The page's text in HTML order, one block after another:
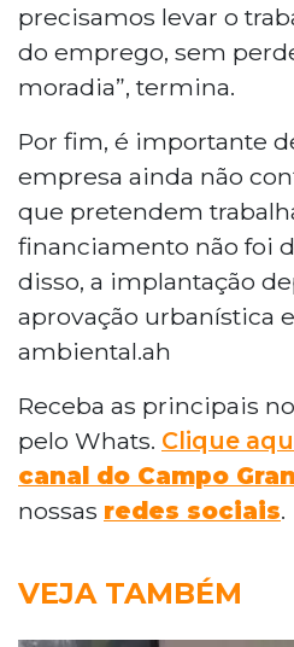
precisamos levar o
do emprego, sem
moradia”, termina.
Por fim, é importante
empresa ainda não
que pretendem
financiamento não foi
disso, a implantação
aprovação urbanística
ambiental.ah
Receba as principais
pelo Whats. Clique
canal do Campo
nossas redes sociais.
VEJA TAMBÉM